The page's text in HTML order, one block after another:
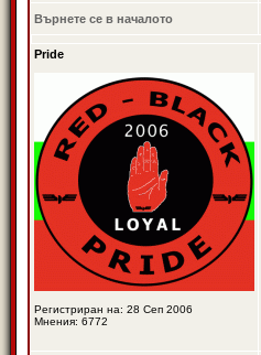
Върнете се в началото
Pride
Регистриран на: 28 Сеп 2006
Мнения: 6772